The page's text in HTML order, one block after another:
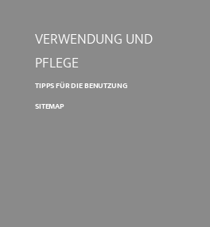
VERWENDUNG UND
PFLEGE
TIPPS FÜR DIE BENUTZUNG
SITEMAP